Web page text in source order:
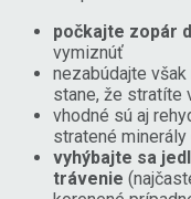
počkajte zopár
vymiznúť
nezabúdajte však
stane, že stratíte
vhodné sú aj
stratené minerály
vyhýbajte sa
trávenie